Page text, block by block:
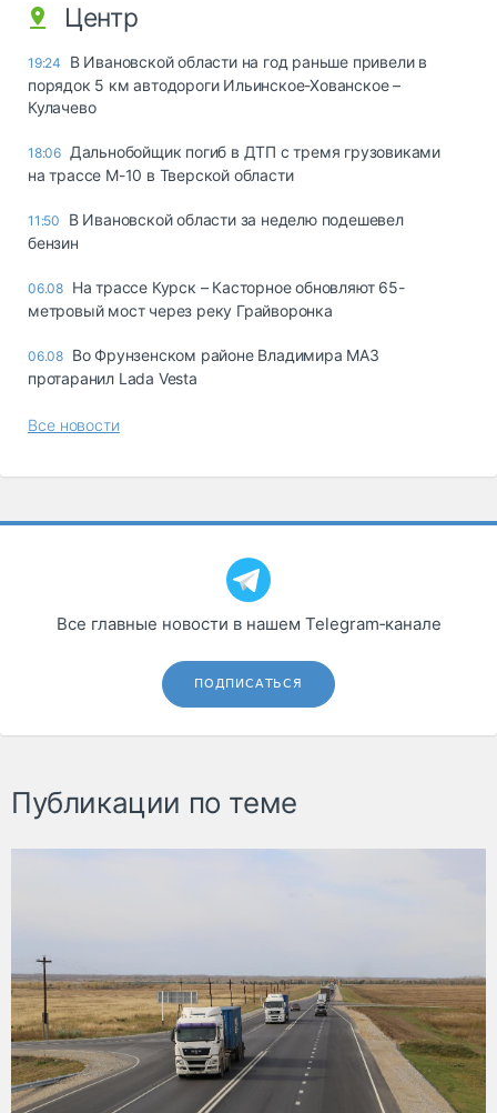
Центр
19:24
В Ивановской области на год раньше привели в
порядок 5 км автодороги Ильинское-Хованское –
Кулачево
18:06 Дальнобойщик погиб в ДТП с тремя грузовиками
на трассе М-10 в Тверской области
11:50
В Ивановской области за неделю подешевел
бензин
06.08 На трассе Курск – Касторное обновляют 65-
метровый мост через реку Грайворонка
06.08 Во Фрунзенском районе Владимира МАЗ
протаранил Lada Vesta
Все новости
Все главные новости в нашем Telegram‑канале
ПОДПИСАТЬСЯ
Публикации по теме